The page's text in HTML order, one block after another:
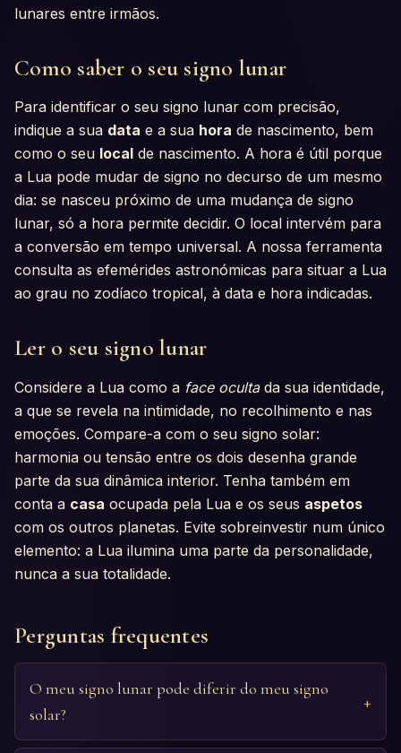
lunares entre irmãos.
Como saber o seu signo lunar
Para identificar o seu signo lunar com precisão,
indique a sua data e a sua hora de nascimento, bem
como o seu local de nascimento. A hora é útil porque
a Lua pode mudar de signo no decurso de um mesmo
dia: se nasceu próximo de uma mudança de signo
lunar, só a hora permite decidir. O local intervém para
a conversão em tempo universal. A nossa ferramenta
consulta as efemérides astronómicas para situar a Lua
ao grau no zodíaco tropical, à data e hora indicadas.
Ler o seu signo lunar
Considere a Lua como a face ocultada sua identidade,
a que se revela na intimidade, no recolhimento e nas
emoções. Compare-a com o seu signo solar:
harmonia ou tensão entre os dois desenha grande
parte da sua dinâmica interior. Tenha também em
conta a casa ocupada pela Lua e os seus aspetos
com os outros planetas. Evite sobreinvestir num único
elemento: a Lua ilumina uma parte da personalidade,
nunca a sua totalidade.
Perguntas frequentes
O meu signo lunar pode diferir do meu signo
solar?